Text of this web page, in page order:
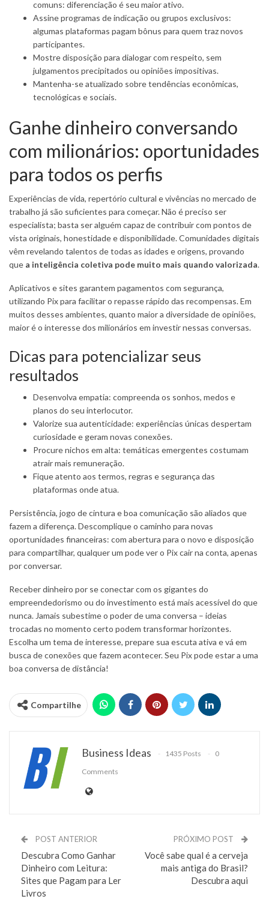
comuns: diferenciação é seu maior ativo.
Assine programas de indicação ou grupos exclusivos:
algumas plataformas pagam bônus para quem traz novos
participantes.
Mostre disposição para dialogar com respeito, sem
julgamentos precipitados ou opiniões impositivas.
Mantenha-se atualizado sobre tendências econômicas,
tecnológicas e sociais.
Ganhe dinheiro conversando
com milionários: oportunidades
para todos os perfis
Experiências de vida, repertório cultural e vivências no mercado de
trabalho já são suficientes para começar. Não é preciso ser
especialista; basta ser alguém capaz de contribuir com pontos de
vista originais, honestidade e disponibilidade. Comunidades digitais
vêm revelando talentos de todas as idades e origens, provando
que a inteligência coletiva pode muito mais quando valorizada.
Aplicativos e sites garantem pagamentos com segurança,
utilizando Pix para facilitar o repasse rápido das recompensas. Em
muitos desses ambientes, quanto maior a diversidade de opiniões,
maior é o interesse dos milionários em investir nessas conversas.
Dicas para potencializar seus
resultados
Desenvolva empatia: compreenda os sonhos, medos e
planos do seu interlocutor.
Valorize sua autenticidade: experiências únicas despertam
curiosidade e geram novas conexões.
Procure nichos em alta: temáticas emergentes costumam
atrair mais remuneração.
Fique atento aos termos, regras e segurança das
plataformas onde atua.
Persistência, jogo de cintura e boa comunicação são aliados que
fazem a diferença. Descomplique o caminho para novas
oportunidades financeiras: com abertura para o novo e disposição
para compartilhar, qualquer um pode ver o Pix cair na conta, apenas
por conversar.
Receber dinheiro por se conectar com os gigantes do
empreendedorismo ou do investimento está mais acessível do que
nunca. Jamais subestime o poder de uma conversa – ideias
trocadas no momento certo podem transformar horizontes.
Escolha um tema de interesse, prepare sua escuta ativa e vá em
busca de conexões que fazem acontecer. Seu Pix pode estar a uma
boa conversa de distância!
Compartilhe
Business Ideas 1435 Posts
0
Comments
POST ANTERIOR
Descubra Como Ganhar
Dinheiro com Leitura:
Sites que Pagam para Ler
Livros
PRÓXIMO POST
Você sabe qual é a cerveja
mais antiga do Brasil?
Descubra aqui